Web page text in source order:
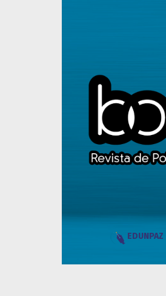
EDUNPAZ